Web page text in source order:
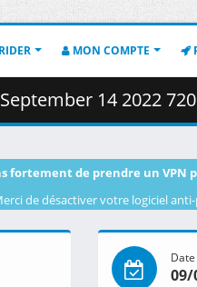
MON COMPTE
14 2022
fortement de prendre un
de désactiver votre logiciel
09/